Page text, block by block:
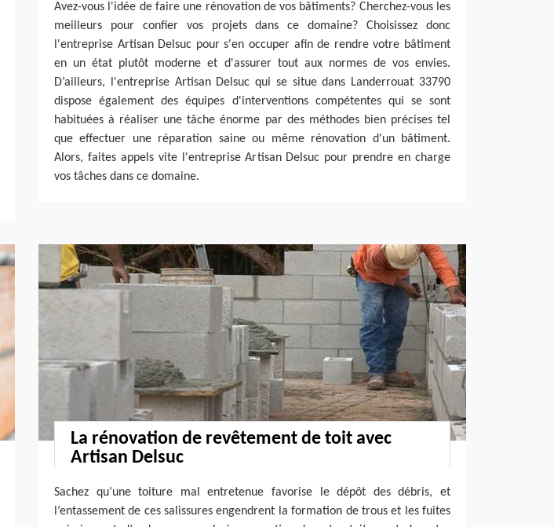
Avez-vous l'idée de faire une rénovation de vos bâtiments? Cherchez-vous les
meilleurs pour confier vos projets dans ce domaine? Choisissez donc
l'entreprise Artisan Delsuc pour s'en occuper afin de rendre votre bâtiment
en un état plutôt moderne et d'assurer tout aux normes de vos envies.
D’ailleurs, l'entreprise Artisan Delsuc qui se situe dans Landerrouat 33790
dispose également des équipes d'interventions compétentes qui se sont
habituées à réaliser une tâche énorme par des méthodes bien précises tel
que effectuer une réparation saine ou même rénovation d'un bâtiment.
Alors, faites appels vite l'entreprise Artisan Delsuc pour prendre en charge
vos tâches dans ce domaine.
La rénovation de revêtement de toit avec
Artisan Delsuc
Sachez qu’une toiture mal entretenue favorise le dépôt des débris, et
l’entassement de ces salissures engendrent la formation de trous et les fuites